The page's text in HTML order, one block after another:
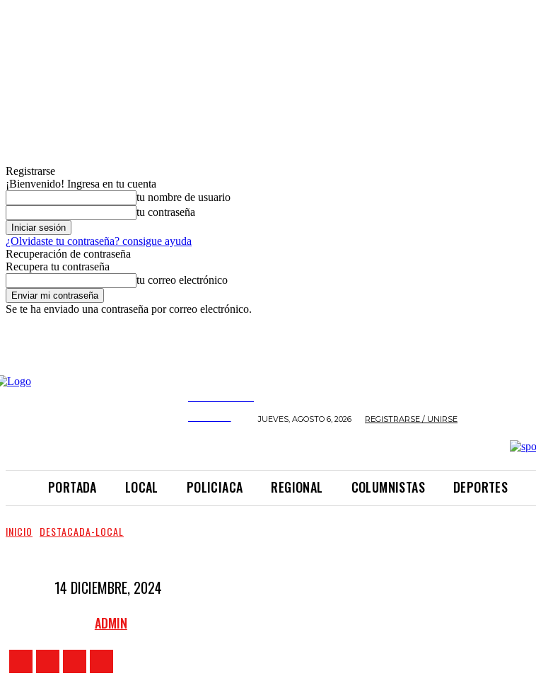
Registrarse
¡Bienvenido! Ingresa en tu cuenta
tu nombre de usuario
tu contraseña
¿Olvidaste tu contraseña? consigue ayuda
Recuperación de contraseña
Recupera tu contraseña
tu correo electrónico
Se te ha enviado una contraseña por correo electrónico.
JUEVES, AGOSTO 6, 2026 REGISTRARSE / UNIRSE
PORTADA LOCAL POLICIACA REGIONAL COLUMNISTAS DEPORTES
INICIO DESTACADA-LOCAL
14 DICIEMBRE, 2024
ADMIN